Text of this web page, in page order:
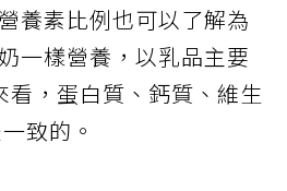
養素比例也可以了解為
一樣營養，以乳品主要
看，蛋白質、鈣質、維生
致的。